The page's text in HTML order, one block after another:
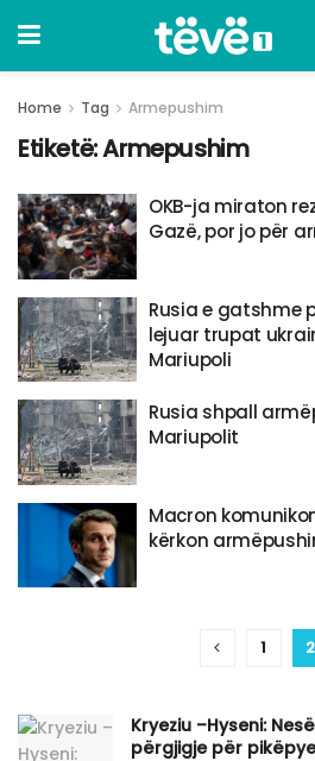
Home Tag Armepushim
Etiketë:Armepushim
OKB-ja miraton
Gazë, por jo për
Rusia e gatshme
lejuar trupat
Mariupoli
Rusia shpall
Mariupolit
Macron
kërkon
1 2
Kryeziu –Hyseni:
përgjigje për